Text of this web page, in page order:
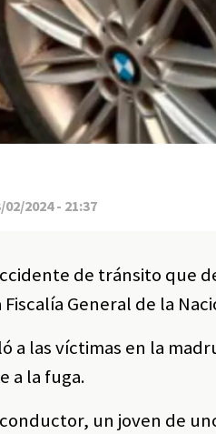
02/2024 - 21:37
de tránsito que
General de la
a las víctimas en la
a la fuga.
un joven de